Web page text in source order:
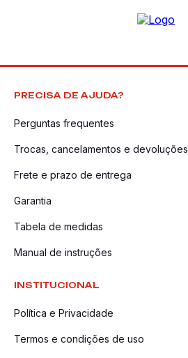
PRECISA DE AJUDA?
Perguntas frequentes
Trocas, cancelamentos e devoluções
Frete e prazo de entrega
Garantia
Tabela de medidas
Manual de instruções
INSTITUCIONAL
Política e Privacidade
Termos e condições de uso